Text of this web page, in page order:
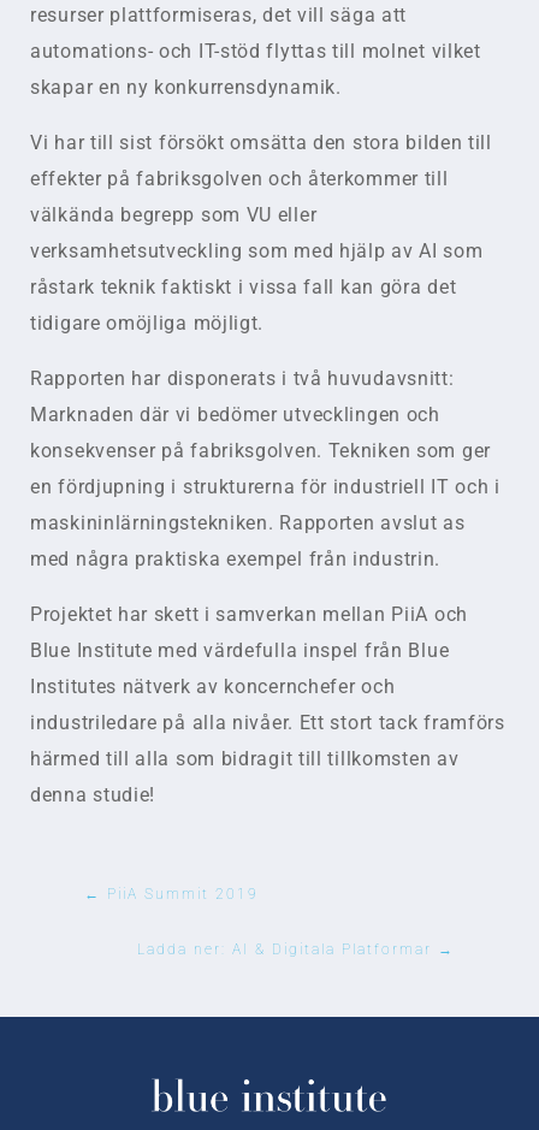
resurser plattformiseras, det vill säga att
automations- och IT-stöd flyttas till molnet vilket
skapar en ny konkurrensdynamik.
Vi har till sist försökt omsätta den stora bilden till
effekter på fabriksgolven och återkommer till
välkända begrepp som VU eller
verksamhetsutveckling som med hjälp av AI som
råstark teknik faktiskt i vissa fall kan göra det
tidigare omöjliga möjligt.
Rapporten har disponerats i två huvudavsnitt:
Marknaden där vi bedömer utvecklingen och
konsekvenser på fabriksgolven. Tekniken som ger
en fördjupning i strukturerna för industriell IT och i
maskininlärningstekniken. Rapporten avslut as
med några praktiska exempel från industrin.
Projektet har skett i samverkan mellan PiiA och
Blue Institute med värdefulla inspel från Blue
Institutes nätverk av koncernchefer och
industriledare på alla nivåer. Ett stort tack framförs
härmed till alla som bidragit till tillkomsten av
denna studie!
← PiiA Summit 2019
Ladda ner: AI & Digitala Platformar →